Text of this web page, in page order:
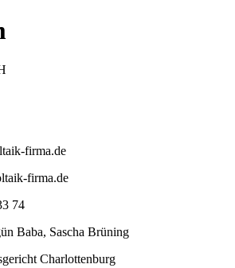
firma.de
firma.de
74
Baba, Sascha Brüning
Charlottenburg